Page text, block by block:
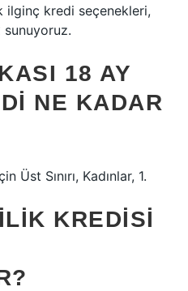
ilginç kredi seçenekleri,
sunuyoruz.
18 AY
NE KADAR
Üst Sınırı, Kadınlar, 1.
KREDISI